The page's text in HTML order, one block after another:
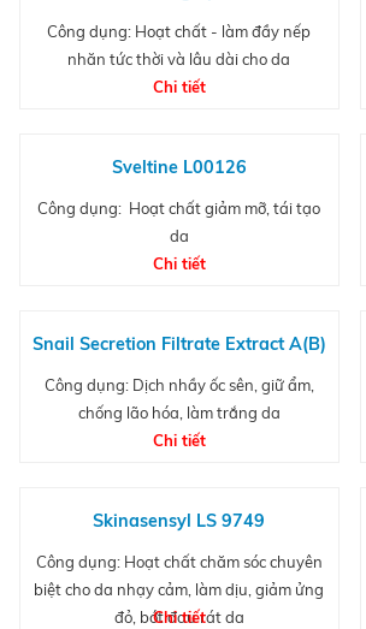
Công dụng: Hoạt chất - làm đầy nếp
nhăn tức thời và lâu dài cho da
Chi tiết
Sveltine L00126
Công dụng: Hoạt chất giảm mỡ, tái tạo
da
Chi tiết
Snail Secretion Filtrate Extract A(B)
Công dụng: Dịch nhầy ốc sên, giữ ẩm,
chống lão hóa, làm trắng da
Chi tiết
Skinasensyl LS 9749
Công dụng: Hoạt chất chăm sóc chuyên
biệt cho da nhạy cảm, làm dịu, giảm ửng
đỏ, bớt đau rát da
Chi tiết